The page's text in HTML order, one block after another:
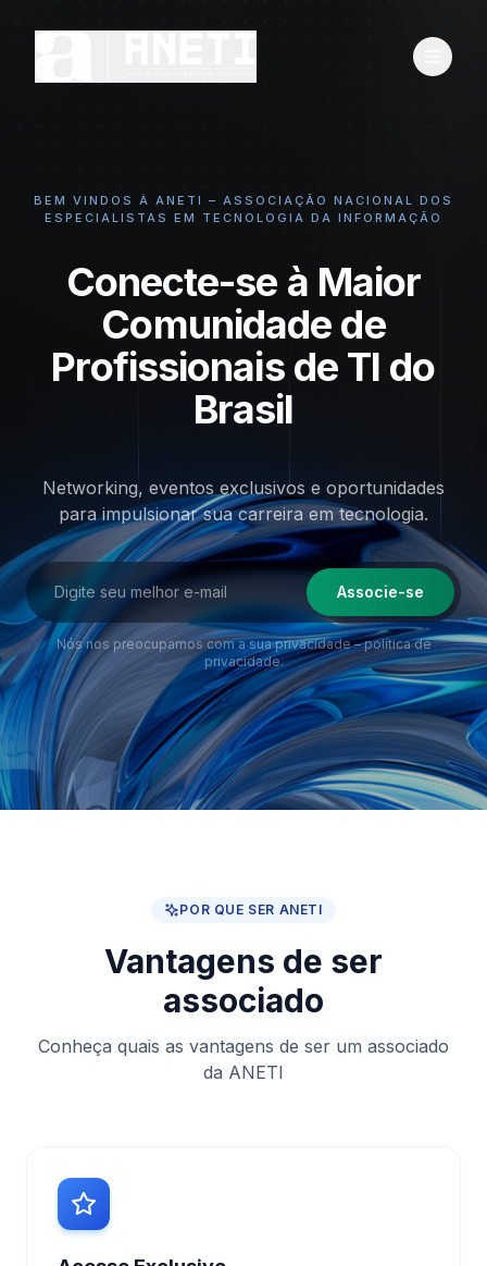
BEM VINDOS À ANETI – ASSOCIAÇÃO NACIONAL DOS
ESPECIALISTAS EM TECNOLOGIA DA INFORMAÇÃO
Conecte-se à Maior
Comunidade de
Profissionais de TI do
Brasil
Networking, eventos exclusivos e oportunidades
para impulsionar suacarreira em tecnologia.
Associe-se
Nós nos preocupamos com a sua privacidade – política de
privacidade.
POR QUE SER ANETI
Vantagens de ser
associado
Conheça quais as vantagens de ser um associado
da ANETI